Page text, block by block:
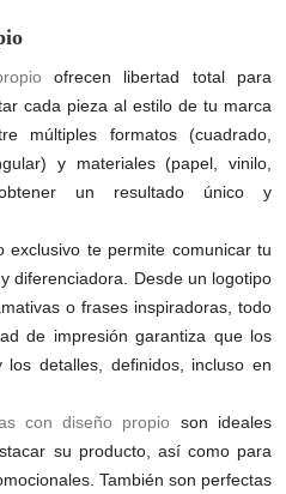
ofrecen libertad total para
cada pieza al estilo de tu marca
múltiples formatos (cuadrado,
y materiales (papel, vinilo,
un resultado único y
exclusivo te permite comunicar tu
diferenciadora. Desde un logotipo
o frases inspiradoras, todo
de impresión garantiza que los
detalles, definidos, incluso en
con diseño propio son ideales
su producto, así como para
También son perfectas